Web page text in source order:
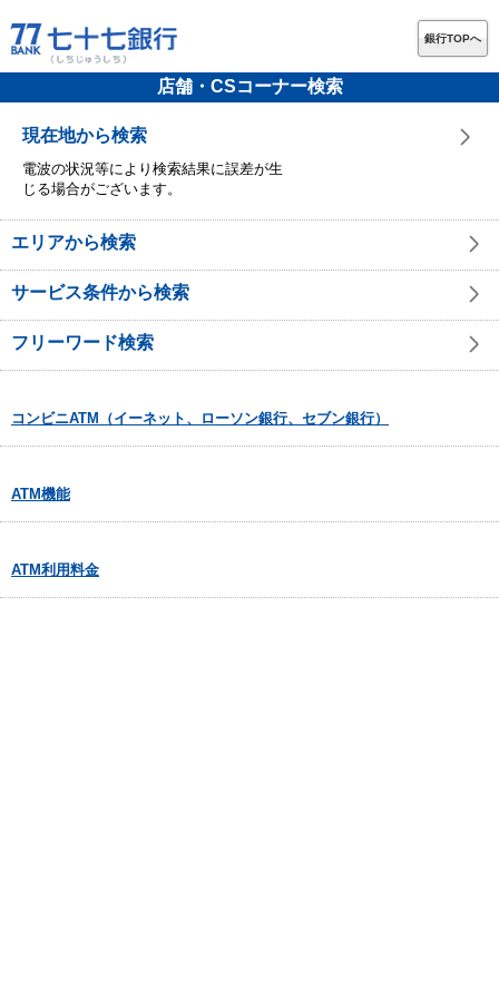
銀行TOPへ
店舗・CSコーナー検索
現在地から検索
電波の状況等により検索結果に誤差が生
じる場合がございます。
エリアから検索
サービス条件から検索
フリーワード検索
コンビニATM（イーネット、ローソン銀行、セブン銀行）
ATM機能
ATM利用料金